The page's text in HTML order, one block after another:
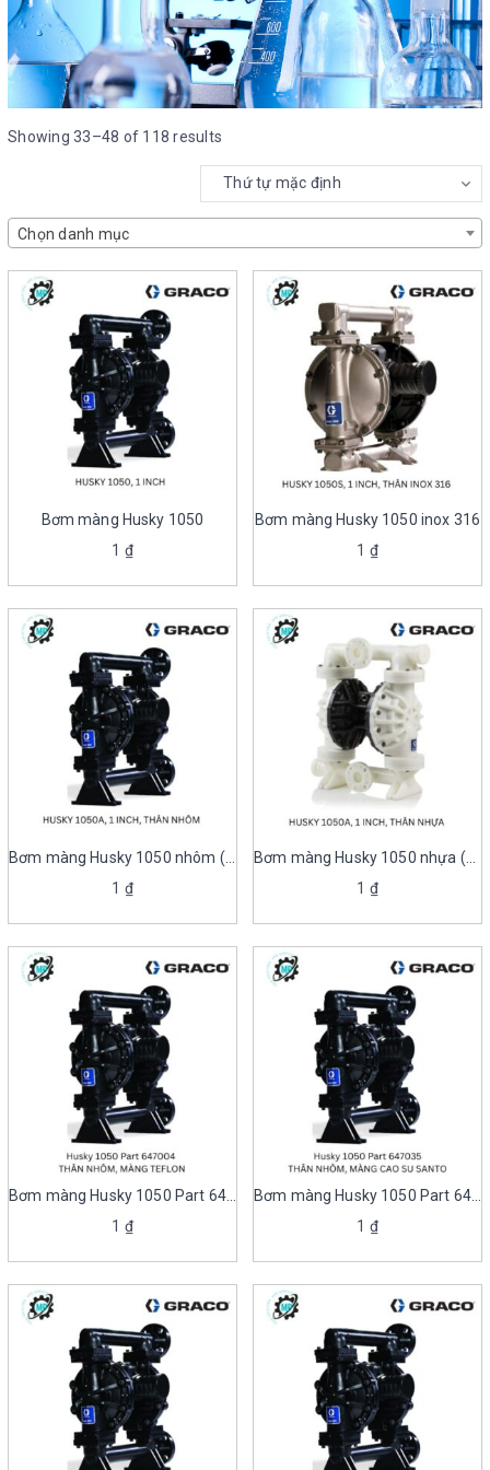
Showing 33–48 of 118 results
Chọn danh mục
Bơm màng Husky 1050
1 ₫
Bơm màng Husky 1050 inox 316
1 ₫
1 ₫
1 ₫
Bơm màng Husky 1050 Part 647004
1 ₫
Bơm màng Husky 1050 Part 647035
1 ₫